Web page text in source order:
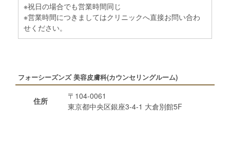
※祝日の場合でも営業時間同じ
※営業時間につきましてはクリニックへ直接お問い合わ
せください。
フォーシーズンズ 美容皮膚科(カウンセリングルーム)
住所
〒104-0061
東京都中央区銀座3-4-1 大倉別館5F